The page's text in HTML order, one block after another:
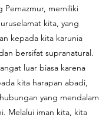
Pemazmur, memiliki
kita, yang
kepada kita karunia
bersifat supranatural.
luar biasa karena
kita harapan abadi,
yang mendalam
Melalui iman kita, kita